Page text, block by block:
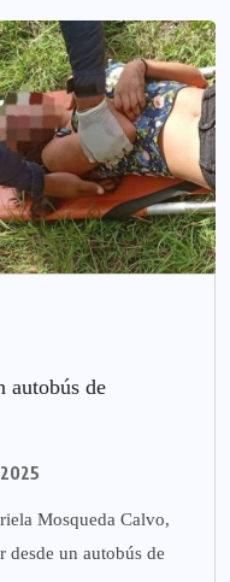
autobús de
2025
Mosqueda Calvo,
desde un autobús de